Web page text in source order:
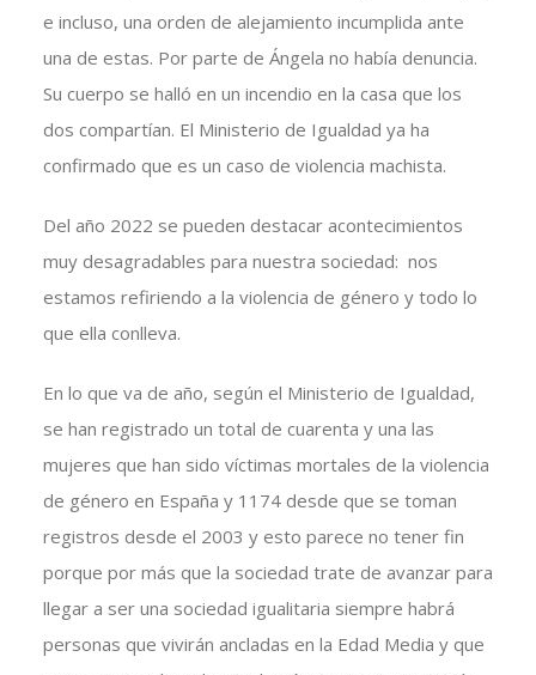
e incluso, una orden de alejamiento incumplida ante
una de estas. Por parte de Ángela no había denuncia.
Su cuerpo se halló en un incendio en la casa que los
dos compartían. El Ministerio de Igualdad ya ha
confirmado que es un caso de violencia machista.
Del año 2022 se pueden destacar acontecimientos
muy desagradables para nuestra sociedad: nos
estamos refiriendo a la violencia de género y todo lo
que ella conlleva.
En lo que va de año, según el Ministerio de Igualdad,
se han registrado un total de cuarenta y una las
mujeres que han sido víctimas mortales de la violencia
de género en España y 1174 desde que se toman
registros desde el 2003 y esto parece no tener fin
porque por más que la sociedad trate de avanzar para
llegar a ser una sociedad igualitaria siempre habrá
personas que vivirán ancladas en la Edad Media y que